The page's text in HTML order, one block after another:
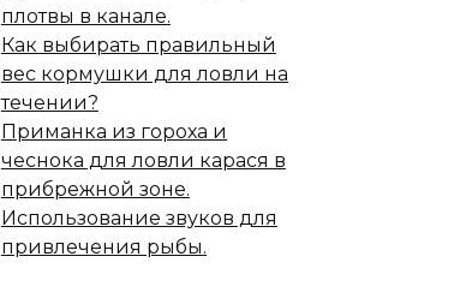
плотвы в канале.
Как выбирать правильный
вес кормушки для ловли на
течении?
Приманка из гороха и
чеснока для ловли карася в
прибрежной зоне.
Использование звуков для
привлечения рыбы.